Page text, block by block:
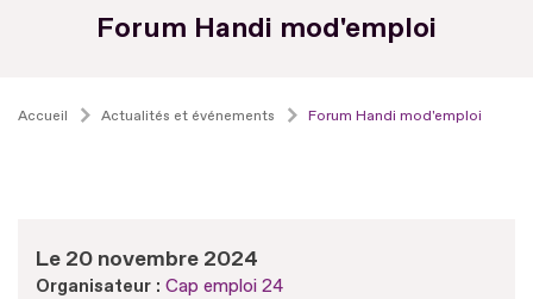
Forum Handi mod'emploi
Accueil Actualités et événements Forum Handi mod'emploi
Le 20 novembre 2024
Organisateur : Cap emploi 24